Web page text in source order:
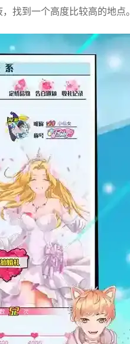
找到一个高度比较高的地点。